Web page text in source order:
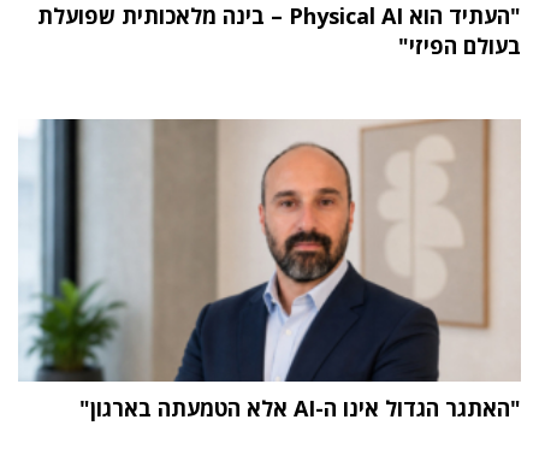
"העתיד הוא Physical AI – בינה מלאכותית שפועלת
בעולם הפיזי"
"האתגר הגדול אינו ה-AI אלא הטמעתה בארגון"